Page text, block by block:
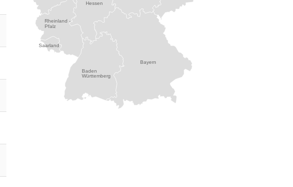
Baden
Württemberg
Bayern
Hessen
Rheinland -
Pfalz
Saarland